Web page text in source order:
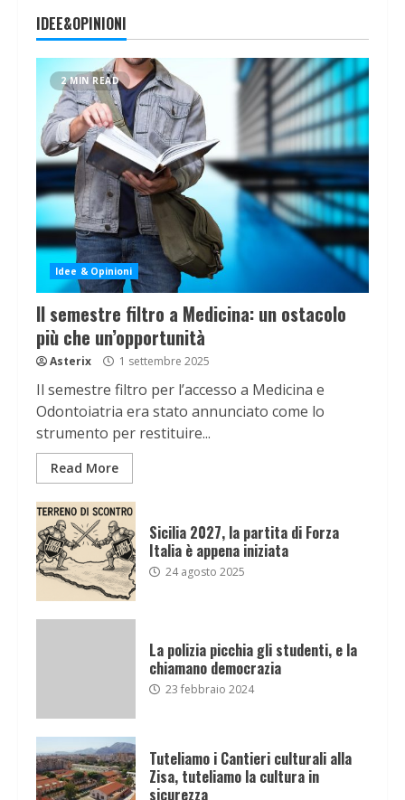
IDEE&OPINIONI
2 MIN READ
Idee & Opinioni
Il semestre filtro a Medicina: un ostacolo
più che un’opportunità
Asterix 1 settembre 2025
Il semestre filtro per l’accesso a Medicina e
Odontoiatria era stato annunciato come lo
strumento per restituire...
Read More
Sicilia 2027, la partita di Forza
Italia è appena iniziata
24 agosto 2025
La polizia picchia gli studenti, e la
chiamano democrazia
23 febbraio 2024
Tuteliamo i Cantieri culturali alla
Zisa, tuteliamo la cultura in
sicurezza